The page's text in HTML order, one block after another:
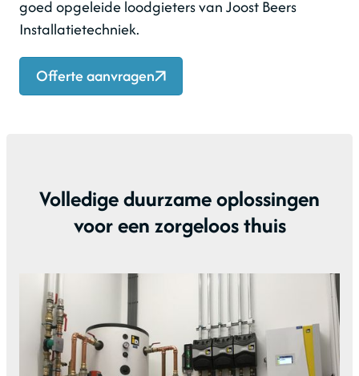
goed opgeleide loodgieters van Joost Beers
Installatietechniek.
Offerte aanvragen
Volledige duurzame oplossingen
voor een zorgeloos thuis